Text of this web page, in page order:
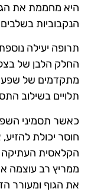
היא מחממת את
הנקבוביות
תרופה יעילה
החלק הלבן של בצל
מתקדמים של
תלויים בשילוב
כאשר תסמיני
חוסר יכולת
הקלאסית העתיקה
ממריץ רב עוצמה
את הגוף ומעורר